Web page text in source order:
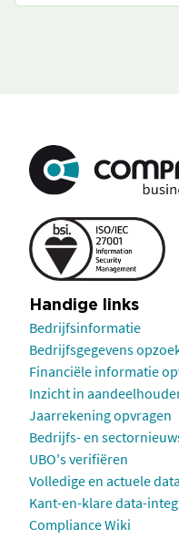
Handige links
Bedrijfsinformatie
Bedrijfsgegevens
Financiële informatie
Inzicht in
Jaarrekening opvragen
Bedrijfs- en
UBO's verifiëren
Volledige en actuele
Kant-en-klare data-
Compliance Wiki